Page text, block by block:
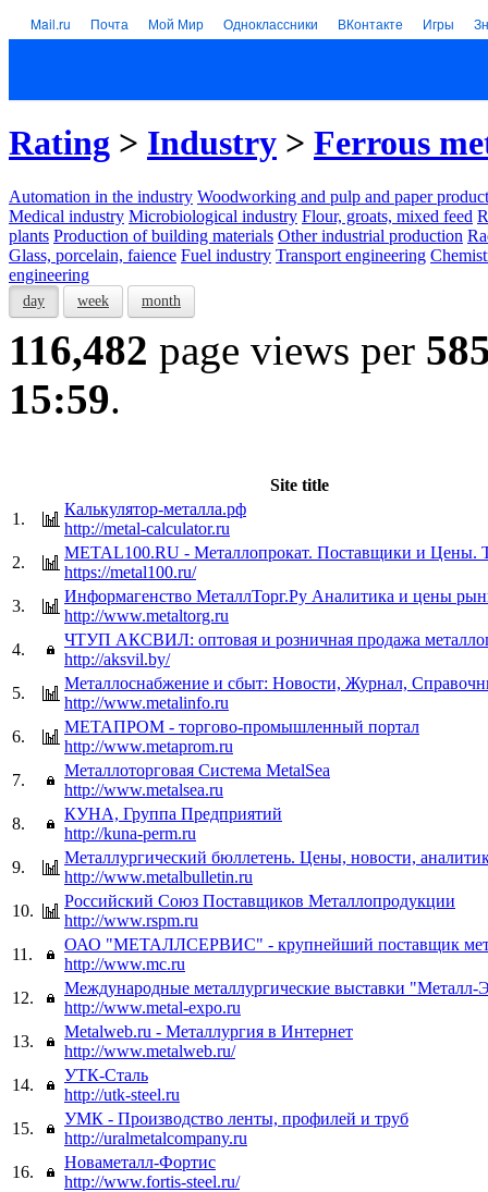
Mail.ru Почта Мой Мир Одноклассники ВКонтакте Игры
Rating > Industry > Ferrous
Automation in the industry Woodworking and pulp and paper
Medical industry Microbiological industry Flour, groats, mixed feed
plants Production of building materials Other industrial production
Glass, porcelain, faience Fuel industry Transport engineering
engineering
day week month
116,482 page views per
15:59.
Site title
1.
Калькулятор-металла.рф
http://metal-calculator.ru
2.
METAL100.RU - Металлопрокат. Поставщики и Цены.
https://metal100.ru/
3.
Информагенство МеталлТорг.Ру Аналитика и цены
http://www.metaltorg.ru
4.
ЧТУП АКСВИЛ: оптовая и розничная продажа
http://aksvil.by/
5.
Металлоснабжение и сбыт: Новости, Журнал,
http://www.metalinfo.ru
6.
МЕТАПРОМ - торгово-промышленный портал
http://www.metaprom.ru
7.
Металлоторговая Система MetalSea
http://www.metalsea.ru
8.
КУНА, Группа Предприятий
http://kuna-perm.ru
9.
Металлургический бюллетень. Цены, новости,
http://www.metalbulletin.ru
10.
Российский Союз Поставщиков Металлопродукции
http://www.rspm.ru
11.
ОАО "МЕТАЛЛСЕРВИС" - крупнейший поставщик
http://www.mc.ru
12.
Международные металлургические выставки "Металл-
http://www.metal-expo.ru
13.
Metalweb.ru - Металлургия в Интернет
http://www.metalweb.ru/
14.
УТК-Сталь
http://utk-steel.ru
15.
УМК - Производство ленты, профилей и труб
http://uralmetalcompany.ru
16.
Новаметалл-Фортис
http://www.fortis-steel.ru/